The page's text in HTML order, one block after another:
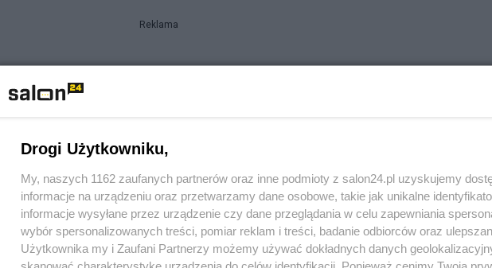
Reklama
wynosi 77,5 punktów.
Narodowego
Drogi Użytkowniku,
My, naszych 1162 zaufanych partnerów oraz inne podmioty z salon24.pl uzyskujemy
informacje na urządzeniu oraz przetwarzamy dane osobowe, takie jak unikalne
informacje wysyłane przez urządzenie czy dane przeglądania w celu zapewniania
wybór spersonalizowanych treści, pomiar reklam i treści, badanie odbiorców oraz
Użytkownika my i Zaufani Partnerzy możemy używać dokładnych danych